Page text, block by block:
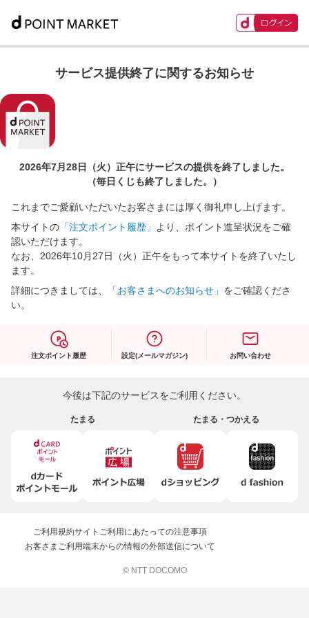
サービス提供終了に関するお知らせ
2026年7月28日（火）正午にサービスの提供を終了しました。
（毎日くじも終了しました。）
これまでご愛顧いただいたお客さまには厚く御礼申し上げます。
本サイトの 「注文ポイント履歴」
より、ポイント進呈状況をご確
認いただけます。
なお、2026年10月27日（火）正午をもって本サイトを終了いたし
ます。
詳細につきましては、
「お客さまへのお知らせ」 をご確認くださ
い。
注文ポイント履歴 設定(メールマガジン) お問い合わせ
今後は下記のサービスをご利用ください。
たまる たまる・つかえる
ご利用規約サイトご利用にあたっての注意事項
お客さまご利用端末からの情報の外部送信について
© NTT DOCOMO